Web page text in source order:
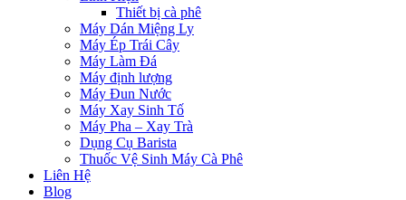
Thiết bị cà phê
Máy Dán Miệng Ly
Máy Ép Trái Cây
Máy Làm Đá
Máy định lượng
Máy Đun Nước
Máy Xay Sinh Tố
Máy Pha – Xay Trà
Dụng Cụ Barista
Thuốc Vệ Sinh Máy Cà Phê
Liên Hệ
Blog